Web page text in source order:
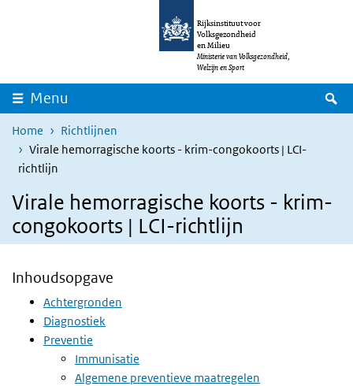
Overslaan en naar de inhoud gaan
Rijksinstituut voor
Volksgezondheid
en Milieu
Ministerie van Volksgezondheid,
Welzijn en Sport
Menu
Home
Richtlijnen
Virale hemorragische koorts - krim-congokoorts | LCI-
richtlijn
Virale hemorragische koorts - krim-
congokoorts | LCI-richtlijn
Inhoudsopgave
Achtergronden
Diagnostiek
Preventie
Immunisatie
Algemene preventieve maatregelen